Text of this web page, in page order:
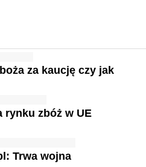
za kaucję czy jak
rynku zbóż w UE
Trwa wojna